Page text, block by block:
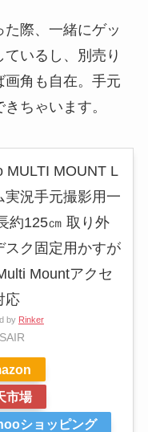
際、一緒にゲッ
ているし、別売り
角も自在。手元
ちゃいます。
MULTI MOUNT L
実況手元撮影用一
約125㎝ 取り外
スク固定用かすが
Mountアクセ
応
by Rinker
市場
ショッピング